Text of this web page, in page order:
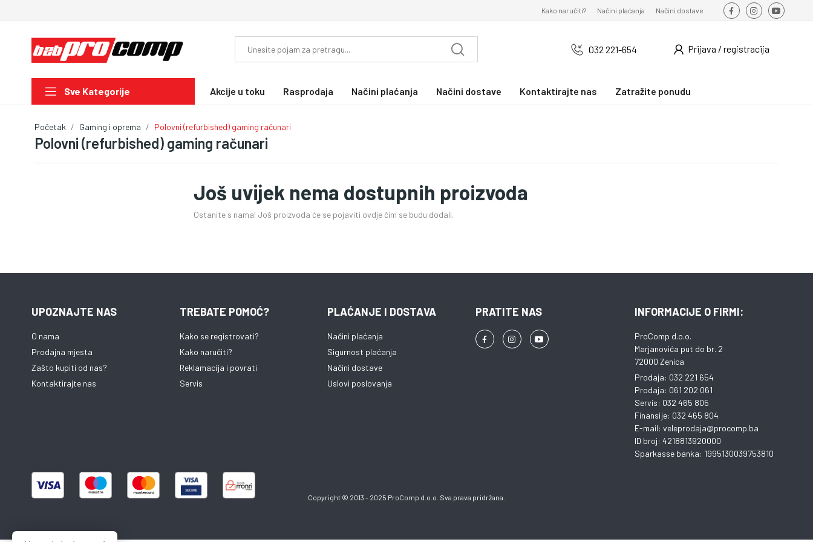
Kako naručiti? Načini plaćanja Načini dostave
032 221-654 Prijava / registracija
Sve Kategorije Akcije u toku Rasprodaja Načini plaćanja Načini dostave Kontaktirajte nas Zatražite ponudu
Polovni (refurbished) gaming računari
Početak Gaming i oprema Polovni (refurbished) gaming računari
Još uvijek nema dostupnih proizvoda
Ostanite s nama! Još proizvoda će se pojaviti ovdje čim se budu dodali.
UPOZNAJTE NAS
O nama
Prodajna mjesta
Zašto kupiti od nas?
Kontaktirajte nas
TREBATE POMOĆ?
Kako se registrovati?
Kako naručiti?
Reklamacija i povrati
Servis
PLAĆANJE I DOSTAVA
Načini plaćanja
Sigurnost plaćanja
Načini dostave
Uslovi poslovanja
PRATITE NAS INFORMACIJE O FIRMI:
ProComp d.o.o.
Marjanovića put do br. 2
72000 Zenica
Prodaja: 032 221 654
Prodaja: 061 202 061
Servis: 032 465 805
Finansije: 032 465 804
E-mail: veleprodaja@procomp.ba
ID broj: 4218813920000
Sparkasse banka: 1995130039753810
Copyright © 2013 - 2025 ProComp d.o.o. Sva prava pridržana.